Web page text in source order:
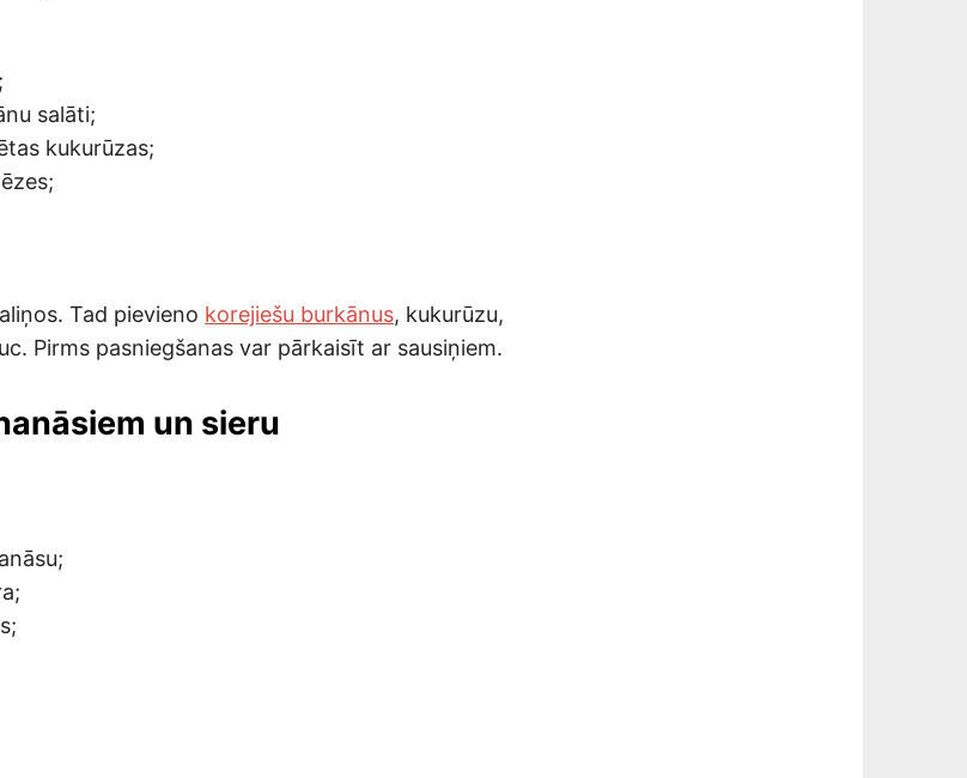
salāti;
kukurūzas;
Tad pievieno korejiešu burkānus, kukurūzu,
Pirms pasniegšanas var pārkaisīt ar sausiņiem.
un sieru